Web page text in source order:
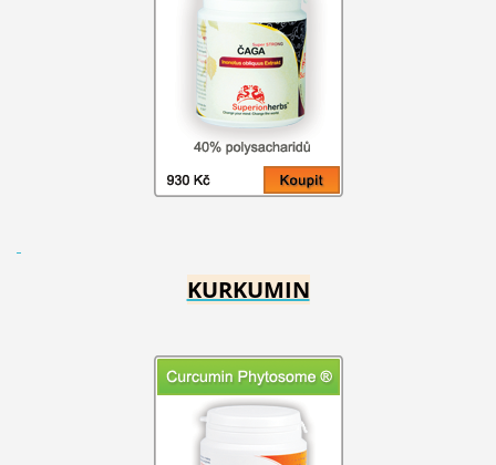
KURKUMIN